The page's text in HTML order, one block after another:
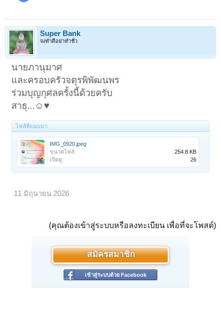
Super Bank
จงทำดีอย่าทำชั่ว
นายภานุมาศ
และครอบครัวจตุรพิพัฒนพร
ร่วมบุญกุศลครั้งนี้ด้วยครับ
สาธุ...☺️♥️
ไฟล์ที่แนบมา:
IMG_0920.jpeg
ขนาดไฟล์:
254.8 KB
เปิดดู:
26
11 มิถุนายน 2026
(คุณต้องเข้าสู่ระบบหรือลงทะเบียน เพื่อที่จะโพสต์)
สมัครสมาชิก
เข้าสู่ระบบด้วย Facebook